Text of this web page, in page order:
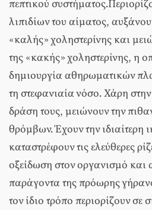
πεπτικού
λιπιδίων του αίματος,
«καλής» χοληστερίνης και
της «κακής» χοληστερίνης, η
δημιουργία αθηρωματικών
τη στεφανιαία νόσο. Χάρη
δράση τους, μειώνουν την
θρόμβων. Έχουν την ιδιαίτερη
καταστρέφουν τις ελεύθερες
οξείδωση στον οργανισμό και
παράγοντα της πρόωρης
τον ίδιο τρόπο περιορίζουν σε